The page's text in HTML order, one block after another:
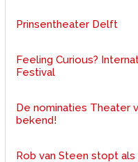
Prinsentheater Delft
Feeling Curious?
Festival
De nominaties Theater
bekend!
Rob van Steen stopt